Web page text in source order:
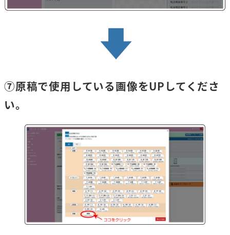
⑦原稿で使用している画像をUPしてくださ
い。